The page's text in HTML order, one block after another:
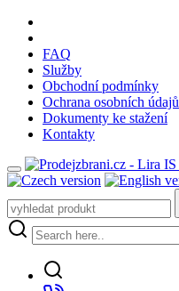
FAQ
Služby
Obchodní podmínky
Ochrana osobních údajů
Dokumenty ke stažení
Kontakty